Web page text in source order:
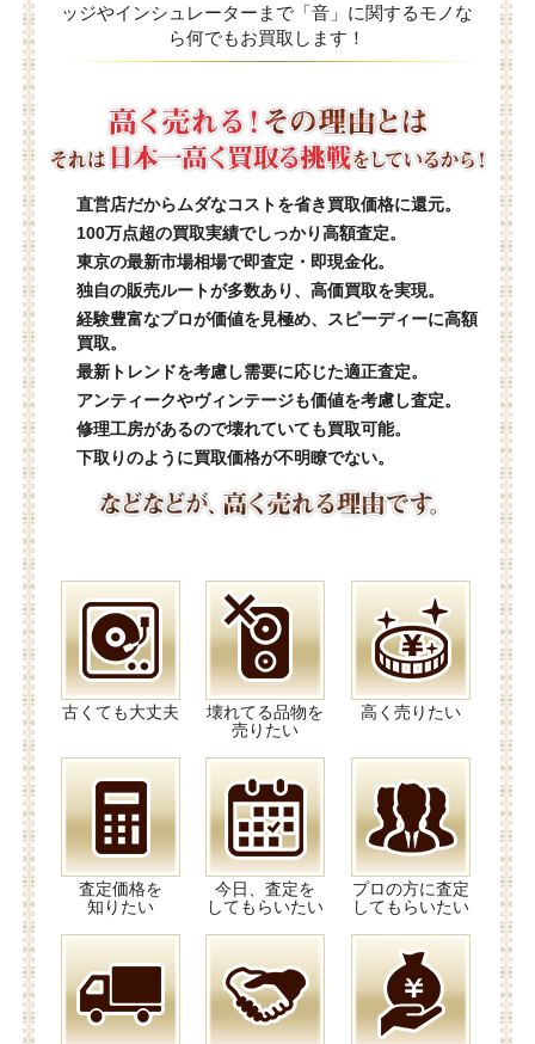
ッジやインシュレーターまで「音」に関するモノな
ら何でもお買取します！
直営店だからムダなコストを省き買取価格に還元。
100万点超の買取実績でしっかり高額査定。
東京の最新市場相場で即査定・即現金化。
独自の販売ルートが多数あり、高価買取を実現。
経験豊富なプロが価値を見極め、スピーディーに高額
買取。
最新トレンドを考慮し需要に応じた適正査定。
アンティークやヴィンテージも価値を考慮し査定。
修理工房があるので壊れていても買取可能。
下取りのように買取価格が不明瞭でない。
古くても大丈夫
壊れてる品物を
売りたい
高く売りたい
査定価格を
知りたい
今日、査定を
してもらいたい
プロの方に査定
してもらいたい